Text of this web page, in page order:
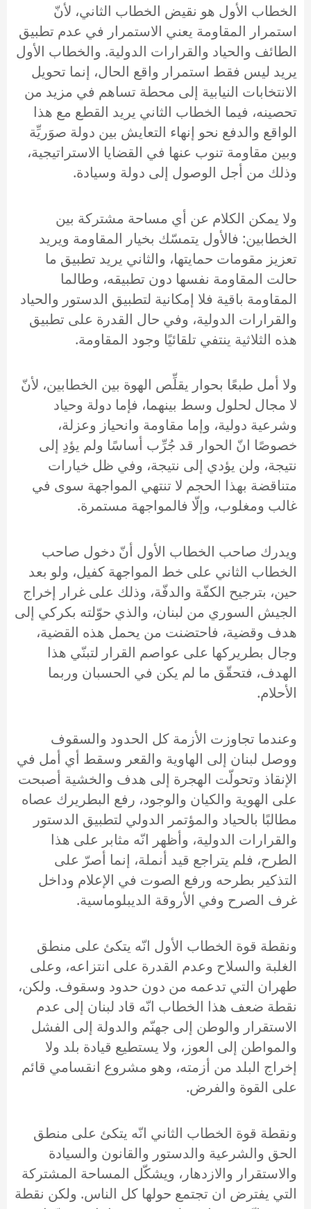
الخطاب الأول هو نقيض الخطاب الثاني، لأنّ
استمرار المقاومة يعني الاستمرار في عدم تطبيق
الطائف والحياد والقرارات الدولية. والخطاب الأول
يريد ليس فقط استمرار واقع الحال، إنما تحويل
الانتخابات النيابية إلى محطة تساهم في مزيد من
تحصينه، فيما الخطاب الثاني يريد القطع مع هذا
الواقع والدفع نحو إنهاء التعايش بين دولة صوَريِّة
وبين مقاومة تنوب عنها في القضايا الاستراتيجية،
وذلك من أجل الوصول إلى دولة وسيادة.
ولا يمكن الكلام عن أي مساحة مشتركة بين
الخطابين: فالأول يتمسّك بخيار المقاومة ويريد
تعزيز مقومات حمايتها، والثاني يريد تطبيق ما
حالت المقاومة نفسها دون تطبيقه، وطالما
المقاومة باقية فلا إمكانية لتطبيق الدستور والحياد
والقرارات الدولية، وفي حال القدرة على تطبيق
هذه الثلاثية ينتفي تلقائيًا وجود المقاومة.
ولا أمل طبعًا بحوار يقلِّص الهوة بين الخطابين، لأنّ
لا مجال لحلول وسط بينهما، فإما دولة وحياد
وشرعية دولية، وإما مقاومة وانحياز وعزلة،
خصوصًا انّ الحوار قد جُرِّب أساسًا ولم يؤدِ إلى
نتيجة، ولن يؤدي إلى نتيجة، وفي ظل خيارات
متناقضة بهذا الحجم لا تنتهي المواجهة سوى في
غالب ومغلوب، وإلّا فالمواجهة مستمرة.
ويدرك صاحب الخطاب الأول أنّ دخول صاحب
الخطاب الثاني على خط المواجهة كفيل، ولو بعد
حين، بترجيح الكفّة والدفّة، وذلك على غرار إخراج
الجيش السوري من لبنان، والذي حوّلته بكركي إلى
هدف وقضية، فاحتضنت من يحمل هذه القضية،
وجال بطريركها على عواصم القرار لتبنّي هذا
الهدف، فتحقّق ما لم يكن في الحسبان وربما
الأحلام.
وعندما تجاوزت الأزمة كل الحدود والسقوف
ووصل لبنان إلى الهاوية والقعر وسقط أي أمل في
الإنقاذ وتحولّت الهجرة إلى هدف والخشية أصبحت
على الهوية والكيان والوجود، رفع البطريرك عصاه
مطالبًا بالحياد والمؤتمر الدولي لتطبيق الدستور
والقرارات الدولية، وأظهر انّه مثابر على هذا
الطرح، فلم يتراجع قيد أنملة، إنما أصرّ على
التذكير بطرحه ورفع الصوت في الإعلام وداخل
غرف الصرح وفي الأروقة الديبلوماسية.
ونقطة قوة الخطاب الأول انّه يتكئ على منطق
الغلبة والسلاح وعدم القدرة على انتزاعه، وعلى
طهران التي تدعمه من دون حدود وسقوف. ولكن،
نقطة ضعف هذا الخطاب انّه قاد لبنان إلى عدم
الاستقرار والوطن إلى جهنّم والدولة إلى الفشل
والمواطن إلى العوز، ولا يستطيع قيادة بلد ولا
إخراج البلد من أزمته، وهو مشروع انقسامي قائم
على القوة والفرض.
ونقطة قوة الخطاب الثاني انّه يتكئ على منطق
الحق والشرعية والدستور والقانون والسيادة
والاستقرار والازدهار، ويشكّل المساحة المشتركة
التي يفترض ان تجتمع حولها كل الناس. ولكن نقطة